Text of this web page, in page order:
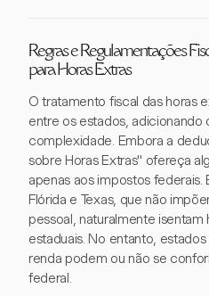
Regras e Regulamentações
para Horas Extras
O tratamento fiscal das horas
entre os estados, adicionando
complexidade. Embora a
sobre Horas Extras" ofereça
apenas aos impostos federais.
Flórida e Texas, que não
pessoal, naturalmente
estaduais. No entanto,
renda podem ou não se
federal.